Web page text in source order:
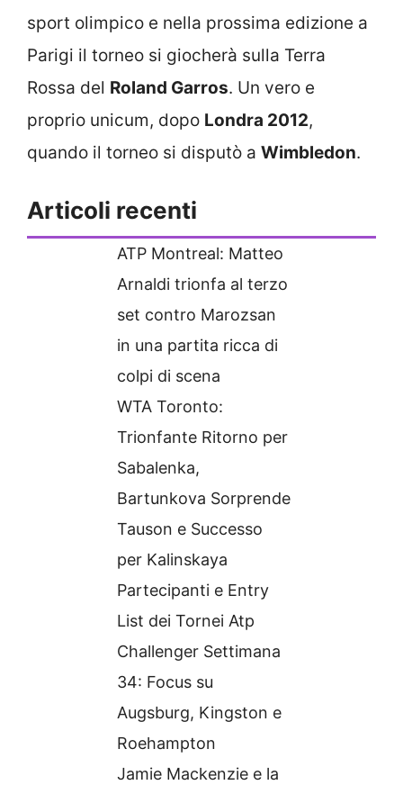
sport olimpico e nella prossima edizione a
Parigi il torneo si giocherà sulla Terra
Rossa del Roland Garros. Un vero e
proprio unicum, dopo Londra 2012,
quando il torneo si disputò a Wimbledon.
Articoli recenti
ATP Montreal: Matteo
Arnaldi trionfa al terzo
set contro Marozsan
in una partita ricca di
colpi di scena
WTA Toronto:
Trionfante Ritorno per
Sabalenka,
Bartunkova Sorprende
Tauson e Successo
per Kalinskaya
Partecipanti e Entry
List dei Tornei Atp
Challenger Settimana
34: Focus su
Augsburg, Kingston e
Roehampton
Jamie Mackenzie e la